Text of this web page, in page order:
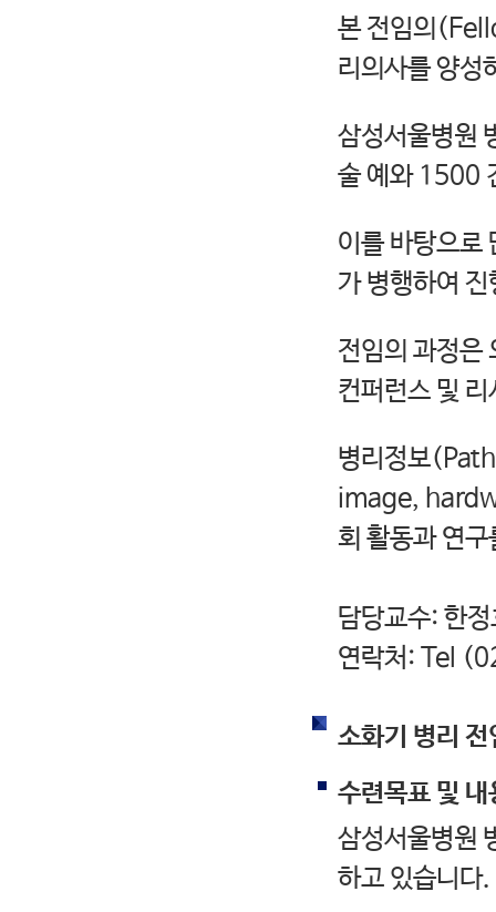
본 전임의
리의사를 양성
삼성서울병원
술 예와 1500
이를 바탕으로
가 병행하여
전임의 과정은
컨퍼런스 및
병리정보
image,
회 활동과 연
담당교수: 한
연락처: Tel
소화기 병리 전
수련목표 및 내
삼성서울병원
하고 있습니다